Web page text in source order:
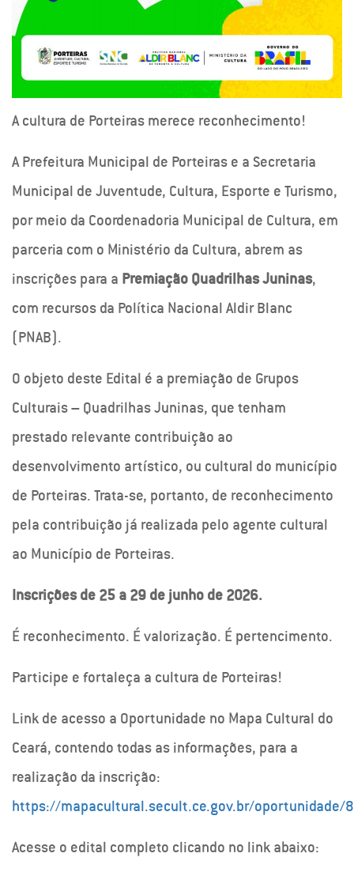
A cultura de Porteiras merece reconhecimento!
A Prefeitura Municipal de Porteiras e a Secretaria
Municipal de Juventude, Cultura, Esporte e Turismo,
por meio da Coordenadoria Municipal de Cultura, em
parceria com o Ministério da Cultura, abrem as
inscrições para a Premiação Quadrilhas Juninas,
com recursos da Política Nacional Aldir Blanc
(PNAB).
O objeto deste Edital é a premiação de Grupos
Culturais – Quadrilhas Juninas, que tenham
prestado relevante contribuição ao
desenvolvimento artístico, ou cultural do município
de Porteiras. Trata-se, portanto, de reconhecimento
pela contribuição já realizada pelo agente cultural
ao Município de Porteiras.
Inscrições de 25 a 29 de junho de 2026.
É reconhecimento. É valorização. É pertencimento.
Participe e fortaleça a cultura de Porteiras!
Link de acesso a Oportunidade no Mapa Cultural do
Ceará, contendo todas as informações, para a
realização da inscrição:
https://mapacultural.secult.ce.gov.br/oportunidade/
Acesse o edital completo clicando no link abaixo: